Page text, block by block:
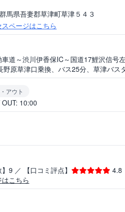
馬県吾妻郡草津町草津５４３
ページはこちら
道～渋川伊香保IC～国道17鯉沢信号
野原草津口乗換、バス25分、草津バス
アウト
10:00
】9 ／ 【口コミ評点】
4.8
こちら